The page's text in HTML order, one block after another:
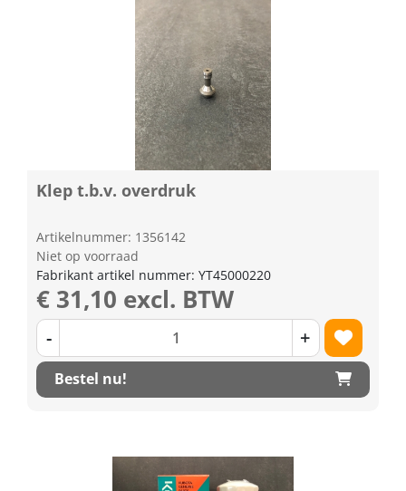
Klep t.b.v. overdruk
Artikelnummer: 1356142
Niet op voorraad
Fabrikant artikel nummer: YT45000220
€ 31,10 excl. BTW
- +
Bestel nu!